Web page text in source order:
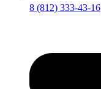
8 (812) 333-43-16